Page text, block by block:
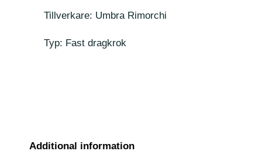
Tillverkare: Umbra Rimorchi
Typ: Fast dragkrok
Additional information